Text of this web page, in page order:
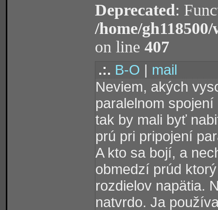
Deprecated:
/home/
on line 407
.:. B-O | mail
Neviem, akých
paralelnom
tak by mali byť
prú pri pripojení
A kto sa bojí, a
obmedzí prúd
rozdielov napätia.
natvrdo. Ja